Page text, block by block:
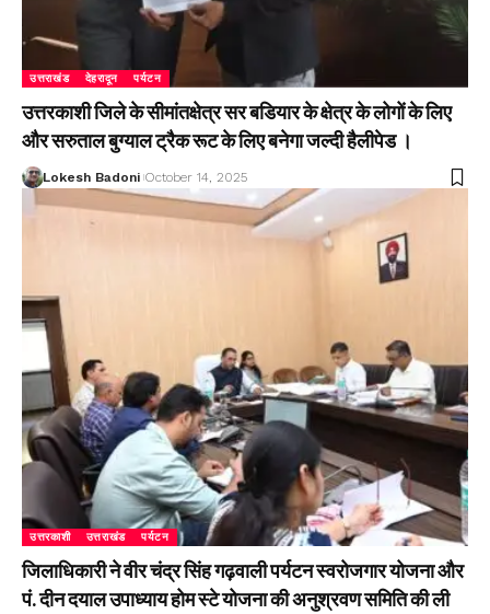
उत्तराखंड देहरादून पर्यटन
उत्तरकाशी जिले के सीमांतक्षेत्र सर बडियार के क्षेत्र के लोगों के लिए
और सरुताल बुग्याल ट्रैक रूट के लिए बनेगा जल्दी हैलीपेड ।
Lokesh Badoni October 14, 2025
उत्तरकाशी उत्तराखंड पर्यटन
जिलाधिकारी ने वीर चंद्र सिंह गढ़वाली पर्यटन स्वरोजगार योजना और
पं. दीन दयाल उपाध्याय होम स्टे योजना की अनुश्रवण समिति की ली